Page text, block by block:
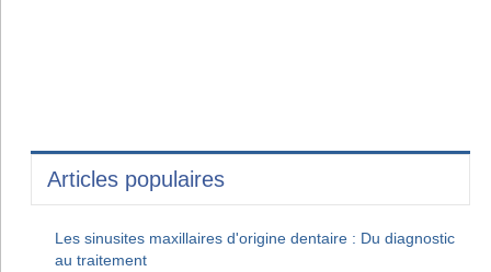
Articles populaires
Les sinusites maxillaires d'origine dentaire : Du diagnostic
au traitement